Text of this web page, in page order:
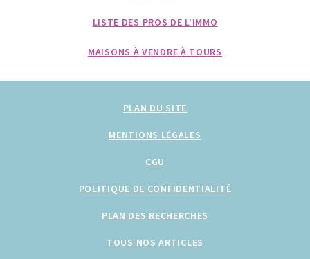
LISTE DES PROS DE L'IMMO
MAISONS À VENDRE À TOURS
PLAN DU SITE
MENTIONS LÉGALES
CGU
POLITIQUE DE CONFIDENTIALITÉ
PLAN DES RECHERCHES
TOUS NOS ARTICLES